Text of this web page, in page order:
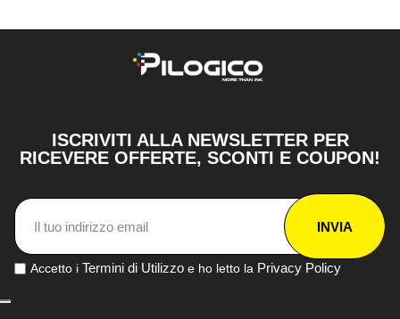
ISCRIVITI ALLA NEWSLETTER PER
RICEVERE OFFERTE, SCONTI E COUPON!
INVIA
Accetto i Termini di Utilizzo e ho letto la Privacy Policy